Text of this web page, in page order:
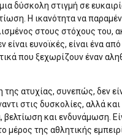
δύσκολη στιγμή σε
Η ικανότητα να
στους στόχους του,
είναι ευνοϊκές, είναι ένα
που ξεχωρίζουν έναν
της ατυχίας, συνεπώς, δεν
στις δυσκολίες, αλλά και
βελτίωση και ενδυνάμωση.
μέρος της αθλητικής